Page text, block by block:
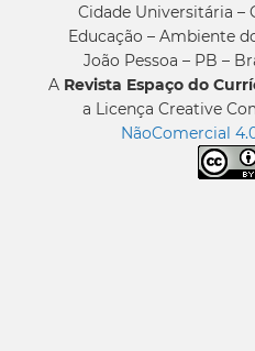
Cidade Universitária –
Educação – Ambiente
João Pessoa – PB –
A Revista Espaço do
a Licença Creative
NãoComercial